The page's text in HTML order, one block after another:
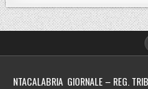
NTACALABRIA GIORNALE – REG.